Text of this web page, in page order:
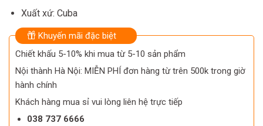
Xuất xứ: Cuba
Khuyến mãi đặc biệt
Chiết khấu 5-10% khi mua từ 5-10 sản phẩm
Nội thành Hà Nội: MIỄN PHÍ đơn hàng từ trên 500k trong giờ
hành chính
Khách hàng mua sỉ vui lòng liên hệ trực tiếp
038 737 6666